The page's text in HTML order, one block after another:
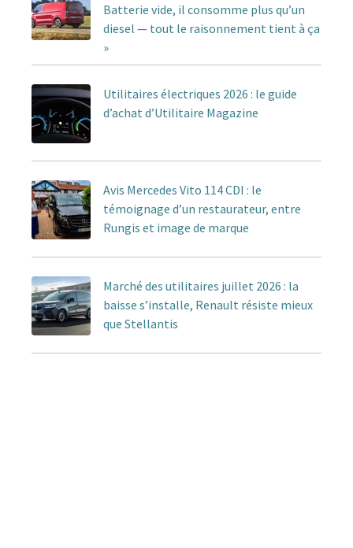
Batterie vide, il consomme plus qu’un
diesel — tout le raisonnement tient à ça
»
Utilitaires électriques 2026 : le guide
d’achat d’Utilitaire Magazine
Avis Mercedes Vito 114 CDI : le
témoignage d’un restaurateur, entre
Rungis et image de marque
Marché des utilitaires juillet 2026 : la
baisse s’installe, Renault résiste mieux
que Stellantis